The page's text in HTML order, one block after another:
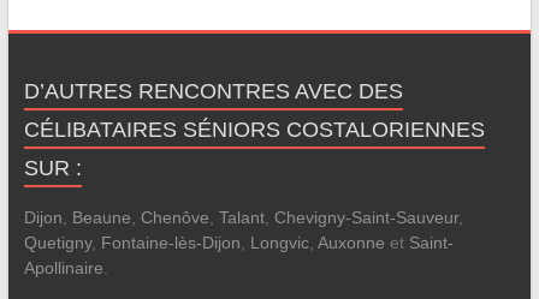
D’AUTRES RENCONTRES AVEC DES
CÉLIBATAIRES SÉNIORS COSTALORIENNES
SUR :
Dijon Beaune Chenôve Talant, Chevigny-Saint-Sauveur,
Quetigny, Fontaine-lès-Dijon Longvic, Auxonne et Saint-
Apollinaire